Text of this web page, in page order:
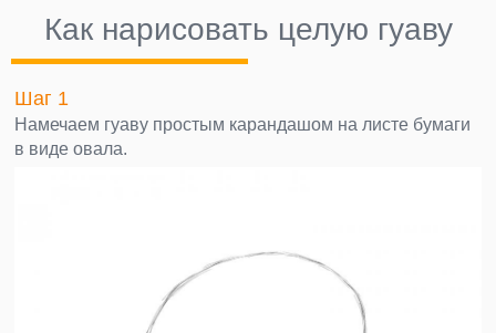
Как нарисовать целую гуаву
Шаг 1
Намечаем гуаву простым карандашом на листе бумаги
в виде овала.